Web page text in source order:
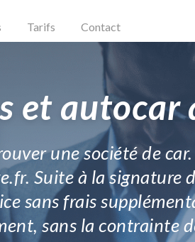
Tarifs Contact
et autocar
une société de
Suite à la signature
sans frais
sans la contrainte